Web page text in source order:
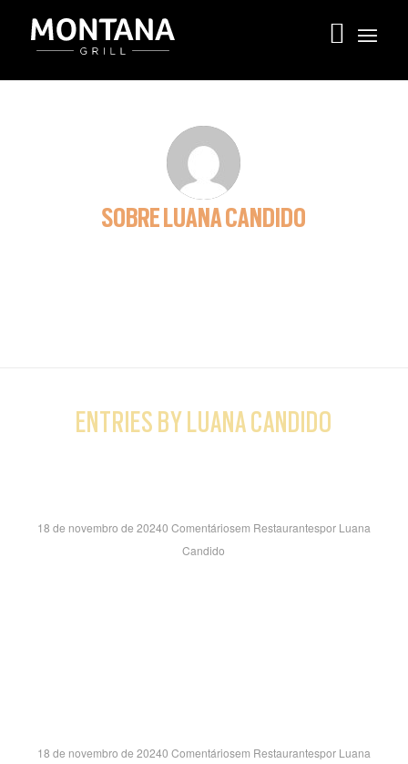
SOBRELUANA CANDIDO
ENTRIES BY LUANA CANDIDO
18 de novembro de 20240 Comentáriosem Restaurantespor Luana
Candido
18 de novembro de 20240 Comentáriosem Restaurantespor Luana